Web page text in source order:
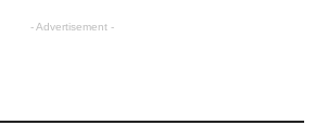
- Advertisement -